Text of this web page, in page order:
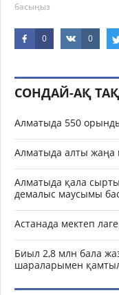
басыңыз
0 0
СОНДАЙ-АҚ
Алматыда 550
Алматыда алты
Алматыда қала
демалыс маусымы
Астанада мектеп
Биыл 2,8 млн бала
шараларымен